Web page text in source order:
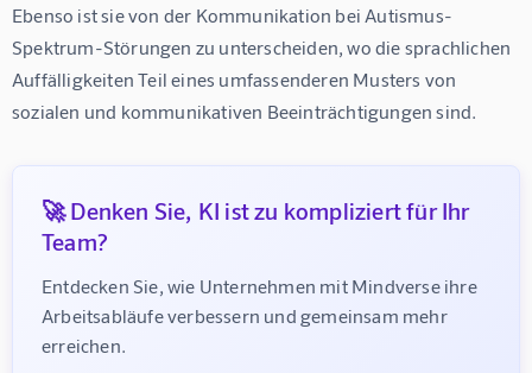
Ebenso ist sie von der Kommunikation bei Autismus-
Spektrum-Störungen zu unterscheiden, wo die sprachlichen
Auffälligkeiten Teil eines umfassenderen Musters von
sozialen und kommunikativen Beeinträchtigungen sind.
🚀 Denken Sie, KI ist zu kompliziert für Ihr
Team?
Entdecken Sie, wie Unternehmen mit Mindverse ihre
Arbeitsabläufe verbessern und gemeinsam mehr
erreichen.